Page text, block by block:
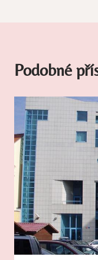
Podobné